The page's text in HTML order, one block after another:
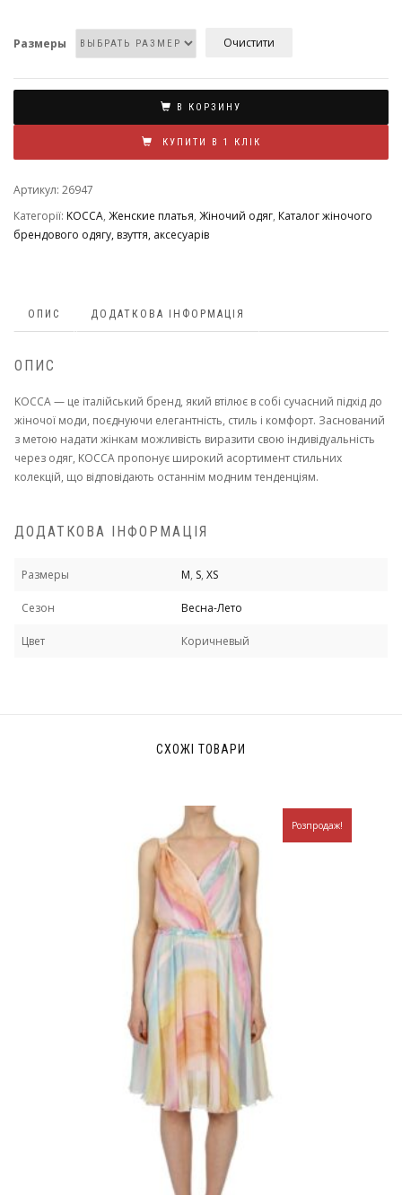
Размеры Очистити
В КОРЗИНУ
КУПИТИ В 1 КЛІК
Артикул: 26947
Категорії: KOCCA, Женские платья, Жіночий одяг, Каталог жіночого
брендового одягу, взуття, аксесуарів
ОПИС ДОДАТКОВА ІНФОРМАЦІЯ
ОПИС
KOCCA — це італійський бренд, який втілює в собі сучасний підхід до
жіночої моди, поєднуючи елегантність, стиль і комфорт. Заснований
з метою надати жінкам можливість виразити свою індивідуальність
через одяг, KOCCA пропонує широкий асортимент стильних
колекцій, що відповідають останнім модним тенденціям.
ДОДАТКОВА ІНФОРМАЦІЯ
Размеры M, S, XS
Сезон Весна-Лето
Цвет Коричневый
СХОЖІ ТОВАРИ
Розпродаж!